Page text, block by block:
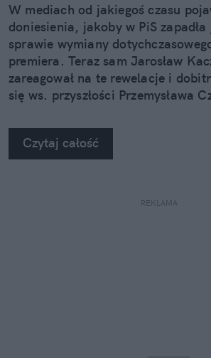
W mediach od jakiegoś czasu
doniesienia, jakoby w PiS
sprawie wymiany
premiera. Teraz sam Jarosław
zareagował na te rewelacje i
się ws. przyszłości Przemysława
Czytaj całość
REKLAMA